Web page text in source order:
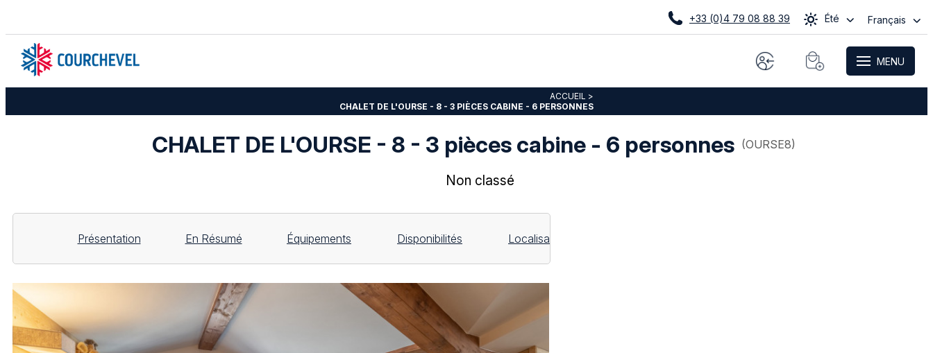
+33 (0)4 79 08 88 39 Été Français
MENU
ACCUEIL >
CHALET DE L'OURSE - 8 - 3 PIÈCES CABINE - 6 PERSONNES
CHALET DE L'OURSE - 8 - 3 pièces cabine - 6 personnes (OURSE8)
Non classé
Présentation En Résumé Équipements Disponibilités Localisation